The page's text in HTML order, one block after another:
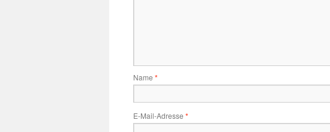
Name *
E-Mail-Adresse *